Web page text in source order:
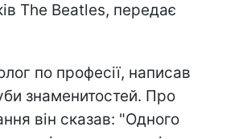
The Beatles, передає
по професії, написав
знаменитостей. Про
він сказав: "Одного